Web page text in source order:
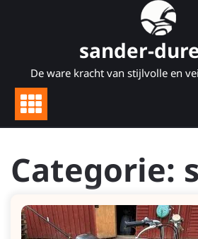
sander-
De ware kracht van stijlvolle en
Categorie: